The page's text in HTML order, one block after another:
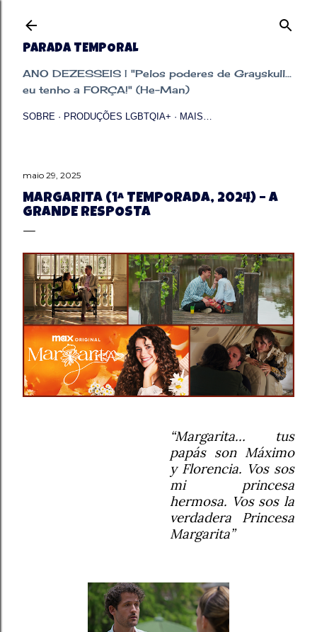
PARADA TEMPORAL
ANO DEZESSEIS | "Pelos poderes de Grayskull...
eu tenho a FORÇA!" (He-Man)
SOBRE PRODUÇÕES LGBTQIA+ MAIS…
maio 29, 2025
MARGARITA (1ª TEMPORADA, 2024) – A
GRANDE RESPOSTA
“Margarita… tus
papás son Máximo
y Florencia. Vos sos
mi princesa
hermosa. Vos sos la
verdadera Princesa
Margarita”